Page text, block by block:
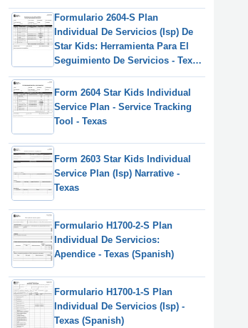
Community First Choice (Cfc) -
Texas (Spanish)
Formulario 2604-S Plan
Individual De Servicios (Isp) De
Star Kids: Herramienta Para El
Seguimiento De Servicios - Texas
(Spanish)
Form 2604 Star Kids Individual
Service Plan - Service Tracking
Tool - Texas
Form 2603 Star Kids Individual
Service Plan (Isp) Narrative -
Texas
Formulario H1700-2-S Plan
Individual De Servicios:
Apendice - Texas (Spanish)
Formulario H1700-1-S Plan
Individual De Servicios (Isp) -
Texas (Spanish)